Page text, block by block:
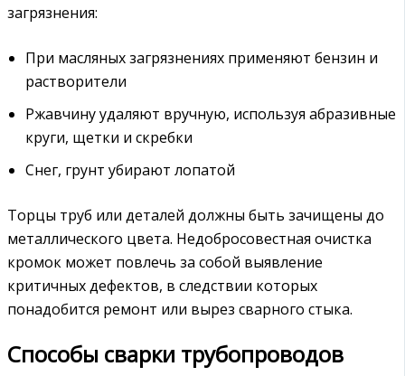
загрязнения:
При масляных загрязнениях применяют бензин и
растворители
Ржавчину удаляют вручную, используя абразивные
круги, щетки и скребки
Снег, грунт убирают лопатой
Торцы труб или деталей должны быть зачищены до
металлического цвета. Недобросовестная очистка
кромок может повлечь за собой выявление
критичных дефектов, в следствии которых
понадобится ремонт или вырез сварного стыка.
Способы сварки трубопроводов